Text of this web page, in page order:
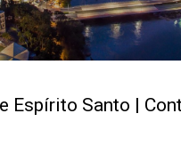
Espírito Santo |